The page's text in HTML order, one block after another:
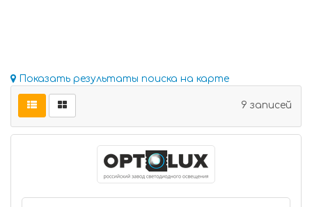
Показать результаты поиска на карте
9 записей